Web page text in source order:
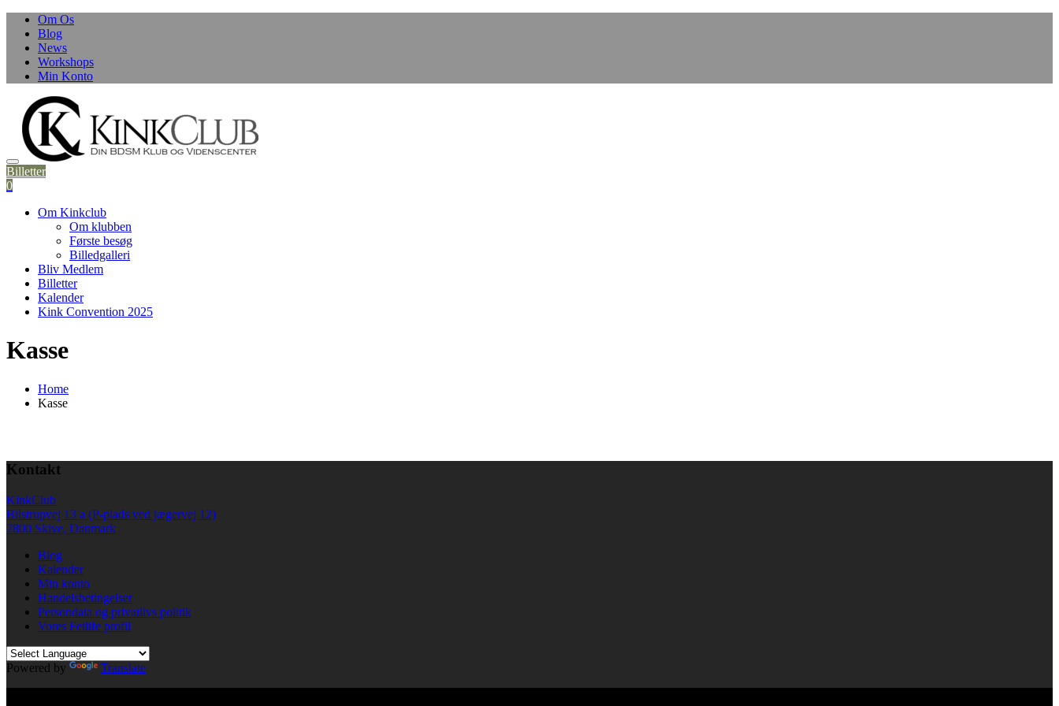
Skip
content
Om Os
Blog
News
Workshops
Min Konto
Billetter
0
Om Kinkclub
Om klubben
Første besøg
Billedgalleri
Bliv Medlem
Billetter
Kalender
Kink Convention 2025
Kasse
Home
Kasse
Kontakt
KinkClub
Bilstrupvej 13 a (P-plads ved jægervej 12)
7800 Skive, Danmark
Blog
Kalender
Min konto
Handelsbetingelser
Persondata og privatlivs politik
Vores Fetlife profil
Powered by
Translate